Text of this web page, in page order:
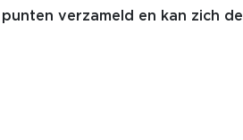
verzameld en kan zich de